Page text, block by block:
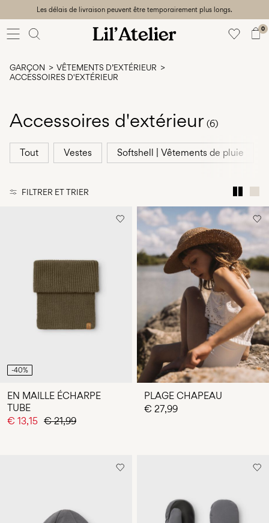
Les délais de livraison peuvent être temporairement plus longs.
0
Baby
Garçon 92-128
Sale
Beach
128
questions
nous
Luxembourg
/
français
GARÇON
VÊTEMENTS D’EXTÉRIEUR
ACCESSOIRES D'EXTÉRIEUR
Accessoires d'extérieur (6)
Tout Vestes Softshell | Vêtements de pluie
FILTRER ET TRIER
-40%
EN MAILLE ÉCHARPE
TUBE
€ 13,15 € 21,99
PLAGE CHAPEAU
€ 27,99